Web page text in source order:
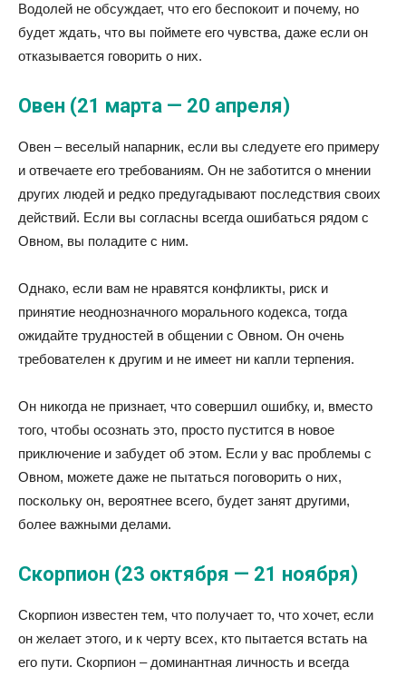
Водолей не обсуждает, что его беспокоит и почему, но
будет ждать, что вы поймете его чувства, даже если он
отказывается говорить о них.
Овен (21 марта — 20 апреля)
Овен – веселый напарник, если вы следуете его примеру
и отвечаете его требованиям. Он не заботится о мнении
других людей и редко предугадывают последствия своих
действий. Если вы согласны всегда ошибаться рядом с
Овном, вы поладите с ним.
Однако, если вам не нравятся конфликты, риск и
принятие неоднозначного морального кодекса, тогда
ожидайте трудностей в общении с Овном. Он очень
требователен к другим и не имеет ни капли терпения.
Он никогда не признает, что совершил ошибку, и, вместо
того, чтобы осознать это, просто пустится в новое
приключение и забудет об этом. Если у вас проблемы с
Овном, можете даже не пытаться поговорить о них,
поскольку он, вероятнее всего, будет занят другими,
более важными делами.
Скорпион (23 октября — 21 ноября)
Скорпион известен тем, что получает то, что хочет, если
он желает этого, и к черту всех, кто пытается встать на
его пути. Скорпион – доминантная личность и всегда